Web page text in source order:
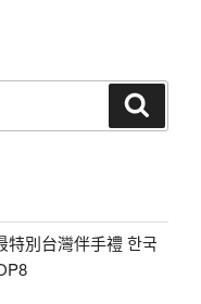
別台灣伴手禮 한국